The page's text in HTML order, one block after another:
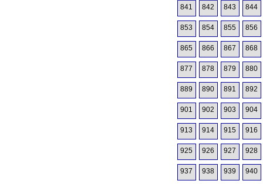
841 842 843 844
853 854 855 856
865 866 867 868
877 878 879 880
889 890 891 892
901 902 903 904
913 914 915 916
925 926 927 928
937 938 939 940